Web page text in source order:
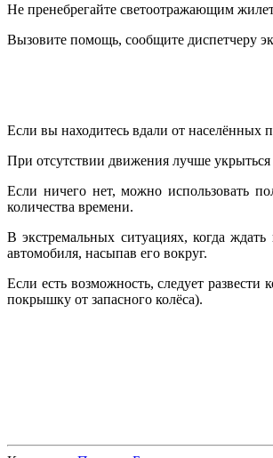
Не пренебрегайте светоотражающим
Вызовите помощь, сообщите диспетчеру
Если вы находитесь вдали от населённых
При отсутствии движения лучше
Если ничего нет, можно использовать
количества времени.
В экстремальных ситуациях, когда
автомобиля, насыпав его вокруг.
Если есть возможность, следует
покрышку от запасного колёса).